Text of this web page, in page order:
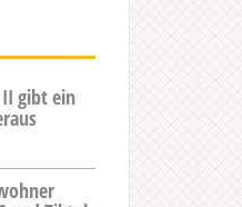
gibt ein